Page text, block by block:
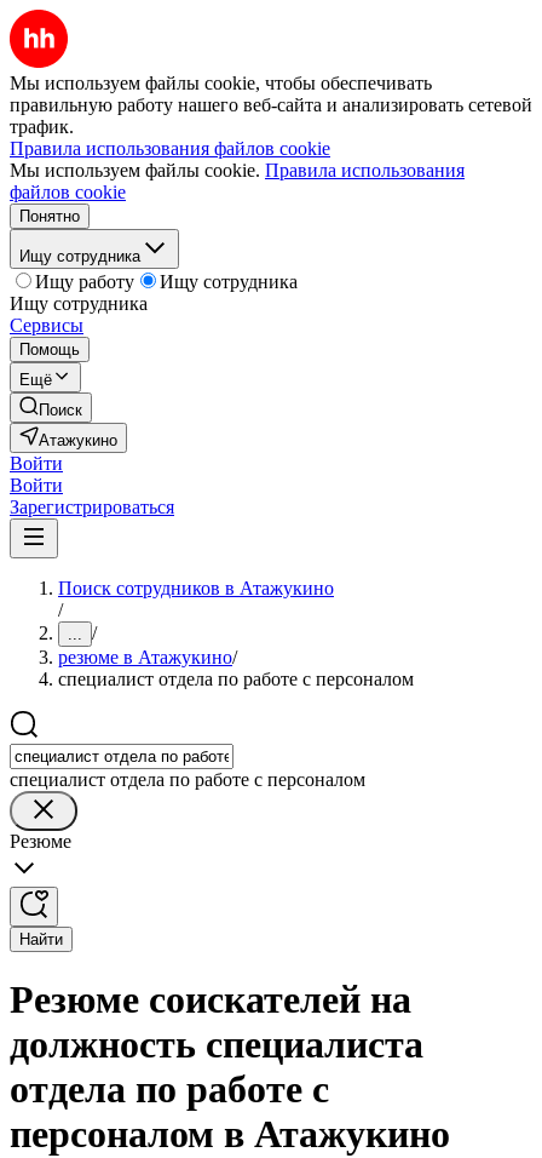
Мы используем файлы cookie, чтобы обеспечивать
правильную работу нашего веб-сайта и анализировать сетевой
трафик.
Правила использования файлов cookie
Мы используем файлы cookie. Правила использования
файлов cookie
Понятно
Ищу сотрудника
Ищу работу
Ищу сотрудника
Ищу сотрудника
Сервисы
Помощь
Ещё
Поиск
Атажукино
Войти
Войти
Зарегистрироваться
Поиск сотрудников в Атажукино
/
... /
резюме в Атажукино/
специалист отдела по работе с персоналом
специалист отдела по работе с персоналом
Резюме
Найти
Резюме соискателей на
должность специалиста
отдела по работе с
персоналом в Атажукино